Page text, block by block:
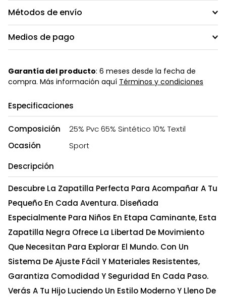
Métodos de envío
Medios de pago
Garantía del producto: 6 meses desde la fecha de
compra. Más información aquí Términos y condiciones
Especificaciones
Composición
25% Pvc 65% Sintético 10% Textil
Ocasión
Sport
Descripción
Descubre La Zapatilla Perfecta Para Acompañar A Tu
Pequeño En Cada Aventura. Diseñada
Especialmente Para Niños En Etapa Caminante, Esta
Zapatilla Negra Ofrece La Libertad De Movimiento
Que Necesitan Para Explorar El Mundo. Con Un
Sistema De Ajuste Fácil Y Materiales Resistentes,
Garantiza Comodidad Y Seguridad En Cada Paso.
Verás A Tu Hijo Luciendo Un Estilo Moderno Y Lleno De